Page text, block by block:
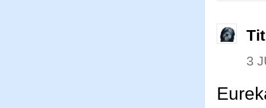
3